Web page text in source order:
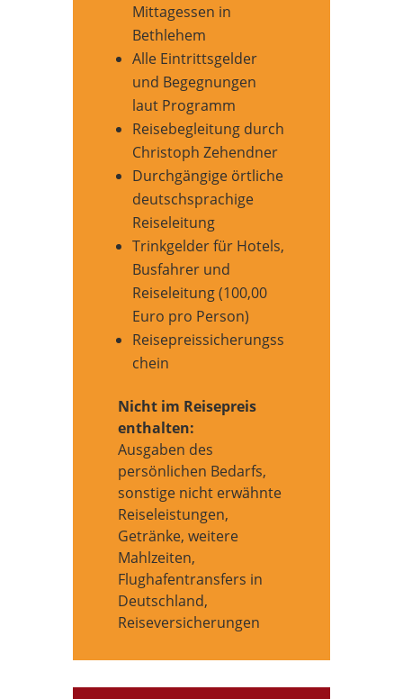
Mittagessen in
Bethlehem
Alle Eintrittsgelder
und Begegnungen
laut Programm
Reisebegleitung durch
Christoph Zehendner
Durchgängige örtliche
deutschsprachige
Reiseleitung
Trinkgelder für Hotels,
Busfahrer und
Reiseleitung (100,00
Euro pro Person)
Reisepreissicherungss
chein
Nicht im Reisepreis
enthalten:
Ausgaben des
persönlichen Bedarfs,
sonstige nicht erwähnte
Reiseleistungen,
Getränke, weitere
Mahlzeiten,
Flughafentransfers in
Deutschland,
Reiseversicherungen